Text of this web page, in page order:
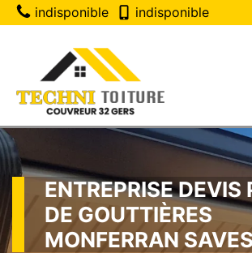
indisponible indisponible
ENTREPRISE DEVIS
DE GOUTTIÈRES
MONFERRAN